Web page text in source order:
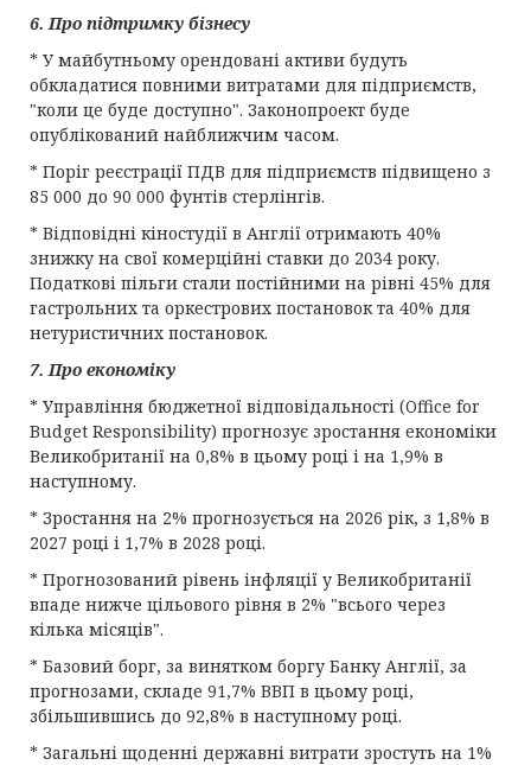
6. Про підтримку бізнесу
* У майбутньому орендовані активи будуть
обкладатися повними витратами для підприємств,
"коли це буде доступно". Законопроект буде
опублікований найближчим часом.
* Поріг реєстрації ПДВ для підприємств підвищено з
85 000 до 90 000 фунтів стерлінгів.
* Відповідні кіностудії в Англії отримають 40%
знижку на свої комерційні ставки до 2034 року.
Податкові пільги стали постійними на рівні 45% для
гастрольних та оркестрових постановок та 40% для
нетуристичних постановок.
7. Про економіку
* Управління бюджетної відповідальності (Office for
Budget Responsibility) прогнозує зростання економіки
Великобританії на 0,8% в цьому році і на 1,9% в
наступному.
* Зростання на 2% прогнозується на 2026 рік, з 1,8% в
2027 році і 1,7% в 2028 році.
* Прогнозований рівень інфляції у Великобританії
впаде нижче цільового рівня в 2% "всього через
кілька місяців".
* Базовий борг, за винятком боргу Банку Англії, за
прогнозами, складе 91,7% ВВП в цьому році,
збільшившись до 92,8% в наступному році.
* Загальні щоденні державні витрати зростуть на 1%